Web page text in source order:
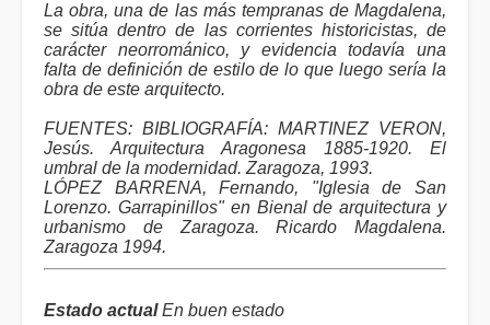
La obra, una de las más tempranas de Magdalena,
se sitúa dentro de las corrientes historicistas, de
carácter neorrománico, y evidencia todavía una
falta de definición de estilo de lo que luego sería la
obra de este arquitecto.
FUENTES: BIBLIOGRAFÍA: MARTINEZ VERON,
Jesús. Arquitectura Aragonesa 1885-1920. El
umbral de la modernidad. Zaragoza, 1993.
LÓPEZ BARRENA, Fernando, "Iglesia de San
Lorenzo. Garrapinillos" en Bienal de arquitectura y
urbanismo de Zaragoza. Ricardo Magdalena.
Zaragoza 1994.
Estado actualEn buen estado